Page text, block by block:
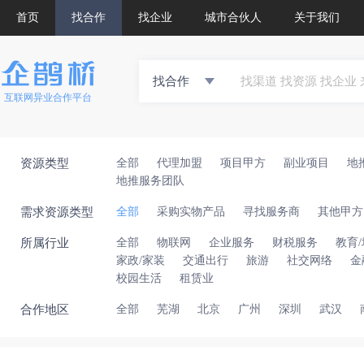
首页 找合作 找企业 城市合伙人 关于我们
互联网异业合作平台
找合作
资源类型 全部 代理加盟 项目甲方 副业项目
地
地推服务团队
需求资源类型 全部 采购实物产品 寻找服务商 其他甲
所属行业 全部 物联网 企业服务 财税服务
教育/
家政/家装
交通出行 旅游 社交网络
金
校园生活
租赁业
合作地区 全部 芜湖 北京 广州 深圳 武汉